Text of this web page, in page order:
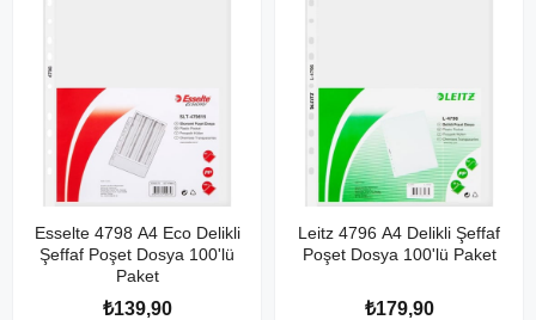
Esselte 4798 A4 Eco Delikli
Şeffaf Poşet Dosya 100'lü
Paket
₺139,90
Leitz 4796 A4 Delikli Şeffaf
Poşet Dosya 100'lü Paket
₺179,90